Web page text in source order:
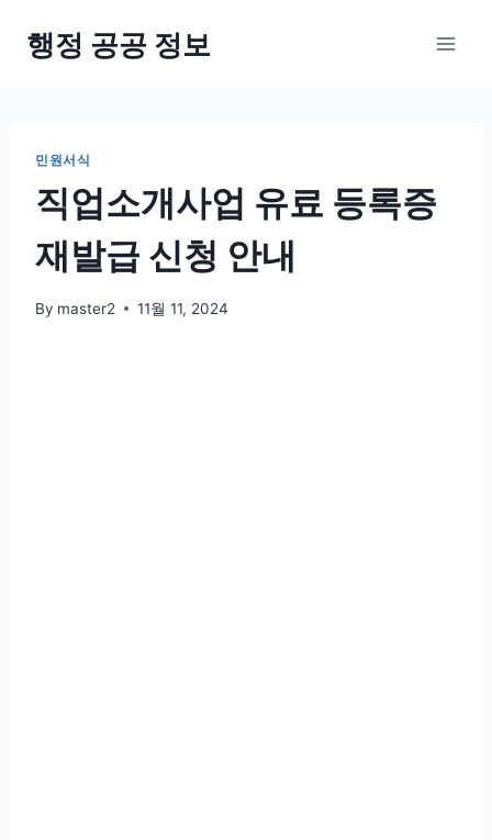
행정 공공 정보
민원서식
직업소개사업 유료 등록증
재발급 신청 안내
By master2 11월 11, 2024